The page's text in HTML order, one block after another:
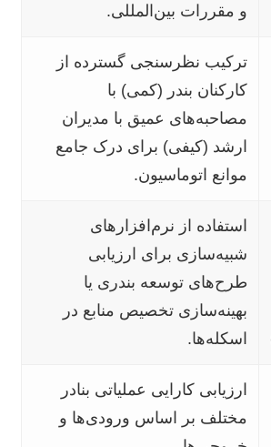
و مقررات بین‌المللی.
ترکیب نظرسنجی گسترده از
کارکنان بندر (کمی) با
مصاحبه‌های عمیق با مدیران
ارشد (کیفی) برای درک جامع
موانع اتوماسیون.
استفاده از نرم‌افزارهای
شبیه‌سازی برای ارزیابی
طرح‌های توسعه بندری یا
بهینه‌سازی تخصیص منابع در
اسکله‌ها.
ارزیابی کارایی عملیاتی بنادر
مختلف بر اساس ورودی‌ها و